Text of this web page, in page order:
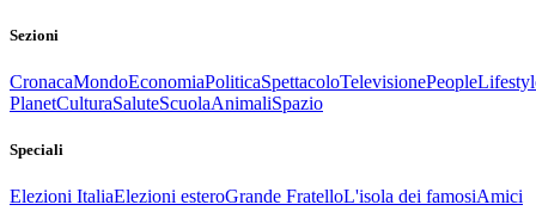
Sezioni
CronacaMondoEconomiaPoliticaSpettacoloTelevisionePeople
PlanetCulturaSaluteScuolaAnimaliSpazio
Speciali
Elezioni ItaliaElezioni esteroGrande FratelloL'isola dei famosiAmici